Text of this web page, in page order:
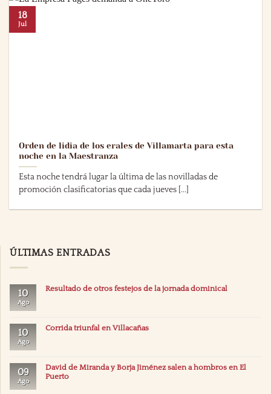
Orden de lidia de los erales de Villamarta para esta
noche en la Maestranza
Esta noche tendrá lugar la última de las novilladas de
promoción clasificatorias que cada jueves [...]
18
Jul
ÚLTIMAS ENTRADAS
10
Ago
Resultado de otros festejos de la jornada dominical
10
Ago
Corrida triunfal en Villacañas
09
Ago
David de Miranda y Borja Jiménez salen a hombros en El
Puerto